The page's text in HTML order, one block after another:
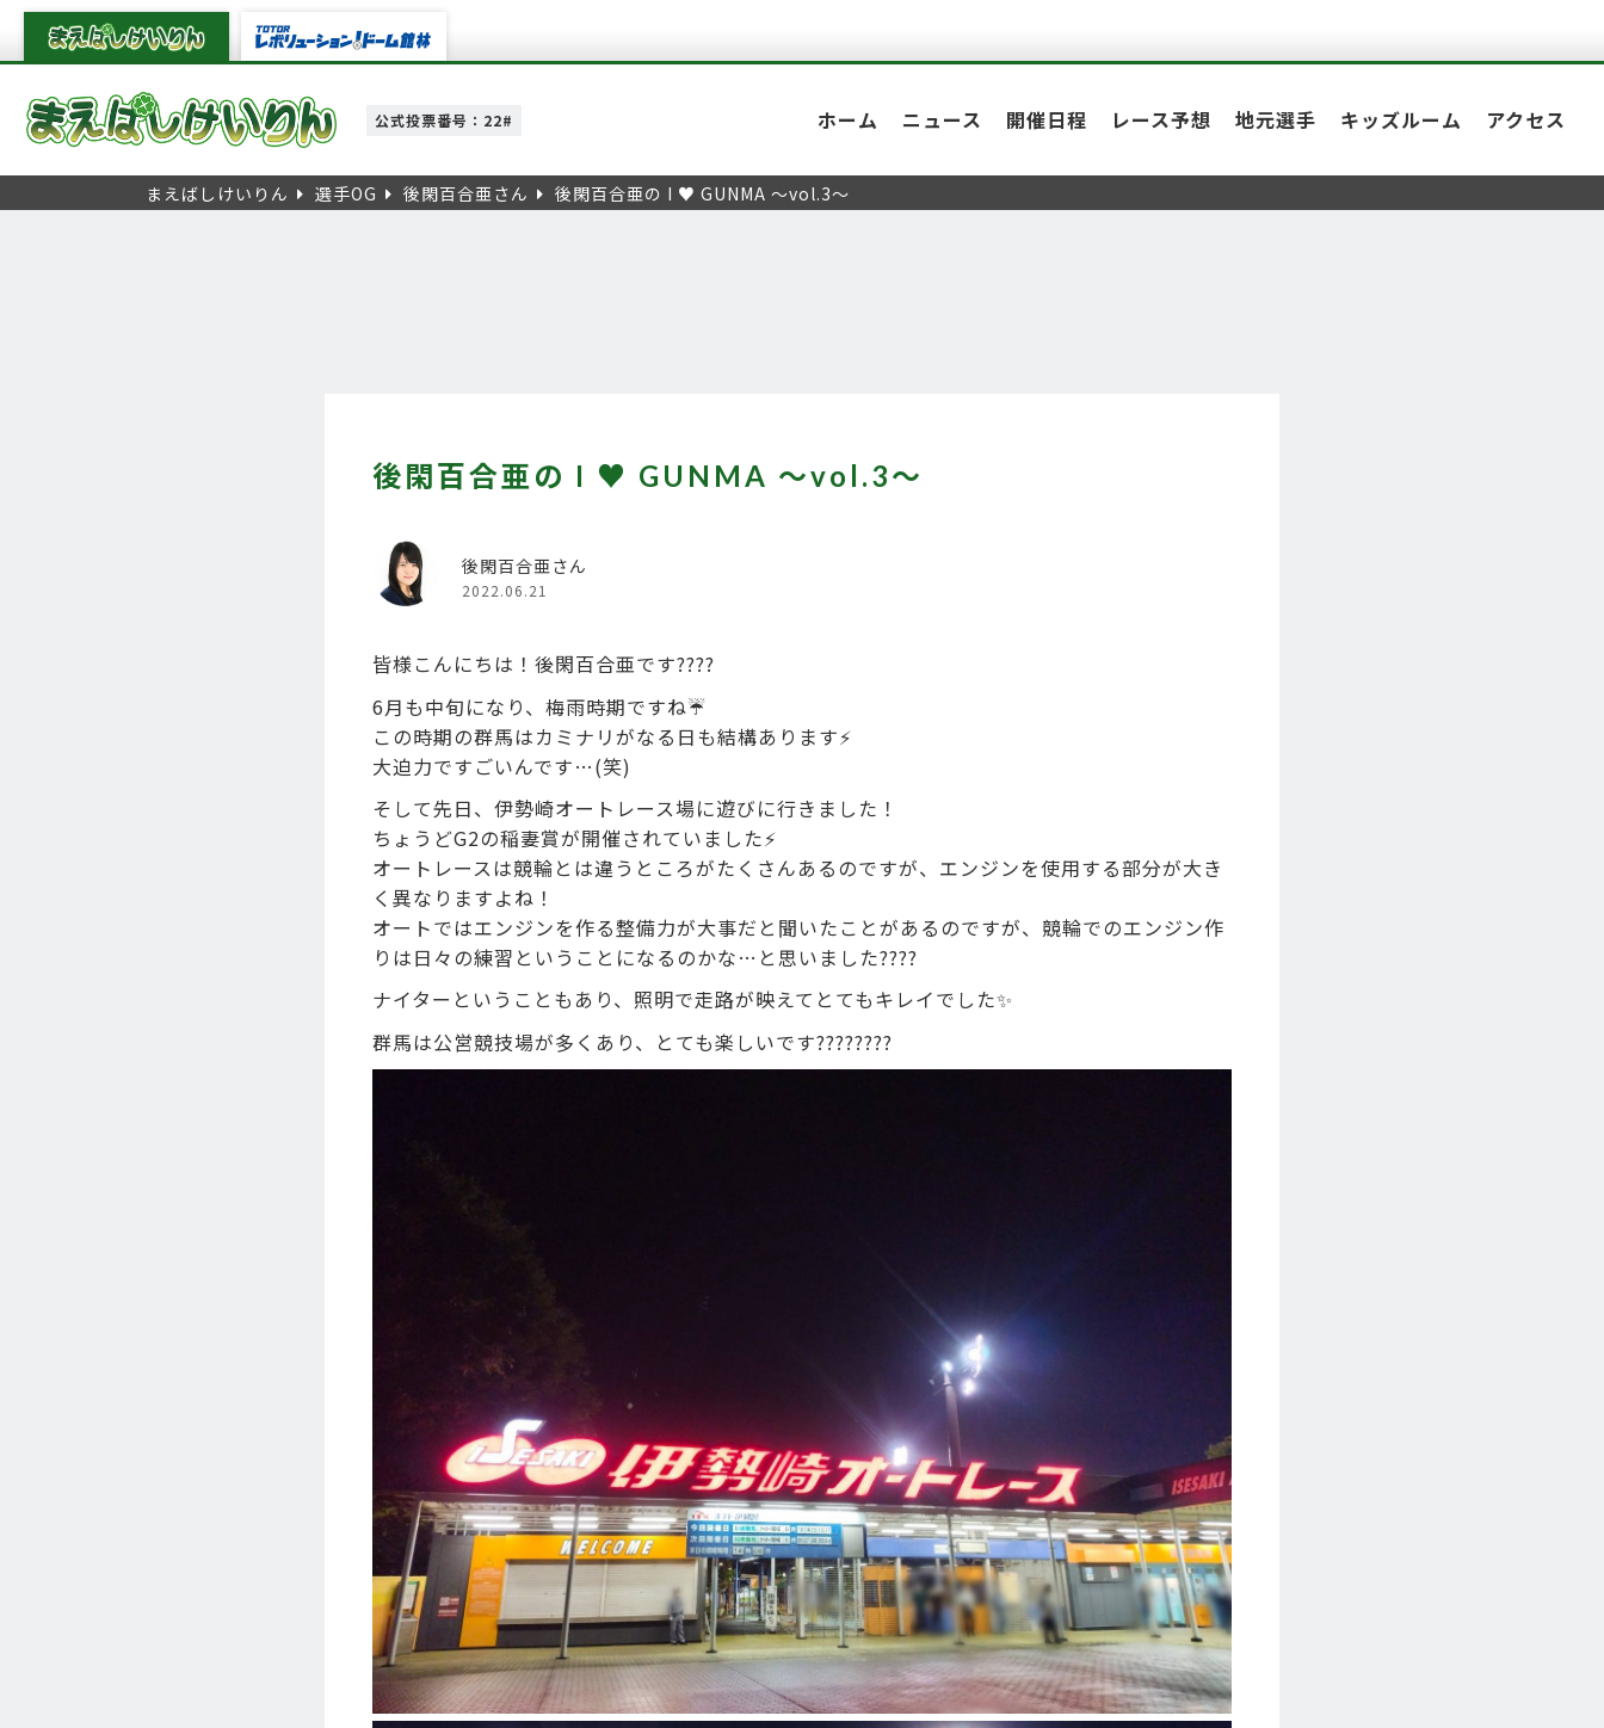
公式投票番号：22# ホーム ニュース 開催日程 レース予想 地元選手 キッズルーム アクセス
まえばしけいりん 選手OG 後閑百合亜さん 後閑百合亜の I ♥ GUNMA ～vol.3～
後閑百合亜の I ♥ GUNMA ～vol.3～
後閑百合亜さん
2022.06.21
皆様こんにちは！後閑百合亜です????
6月も中旬になり、梅雨時期ですね☔️
この時期の群馬はカミナリがなる日も結構あります⚡️
大迫力ですごいんです…(笑)
そして先日、伊勢崎オートレース場に遊びに行きました！
ちょうどG2の稲妻賞が開催されていました⚡️
オートレースは競輪とは違うところがたくさんあるのですが、エンジンを使用する部分が大き
く異なりますよね！
オートではエンジンを作る整備力が大事だと聞いたことがあるのですが、競輪でのエンジン作
りは日々の練習ということになるのかな…と思いました????
ナイターということもあり、照明で走路が映えてとてもキレイでした✨
群馬は公営競技場が多くあり、とても楽しいです????????